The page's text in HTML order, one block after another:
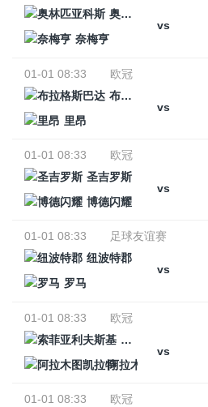
奥林匹亚科斯
vs
奈梅亨
01-01 08:33
欧冠
布拉格斯巴达
vs
里昂
01-01 08:33
欧冠
圣吉罗斯
vs
博德闪耀
01-01 08:33
足球友谊赛
纽波特郡
vs
罗马
01-01 08:33
欧冠
索菲亚利夫斯基
vs
阿拉木图凯拉特
01-01 08:33
欧冠